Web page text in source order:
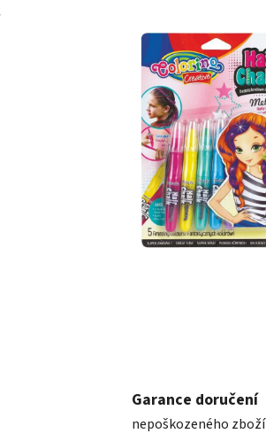
Garance doručení
nepoškozeného zboží